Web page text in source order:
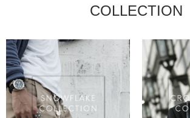
COLLECTION